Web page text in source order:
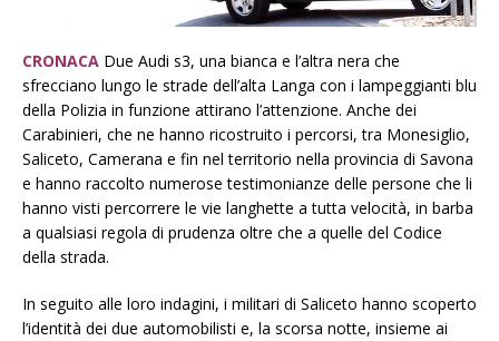
CRONACA Due Audi s3, una bianca e l’altra nera che
sfrecciano lungo le strade dell’alta Langa con i lampeggianti blu
della Polizia in funzione attirano l’attenzione. Anche dei
Carabinieri, che ne hanno ricostruito i percorsi, tra Monesiglio,
Saliceto, Camerana e fin nel territorio nella provincia di Savona
e hanno raccolto numerose testimonianze delle persone che li
hanno visti percorrere le vie langhette a tutta velocità, in barba
a qualsiasi regola di prudenza oltre che a quelle del Codice
della strada.
In seguito alle loro indagini, i militari di Saliceto hanno scoperto
l’identità dei due automobilisti e, la scorsa notte, insieme ai